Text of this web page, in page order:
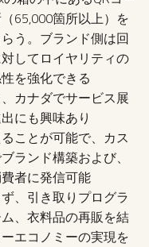
65,000箇所以上）を
う。ブランド側は回
してロイヤリティの
を強化できる
カナダでサービス展
にも興味あり
ことが可能で、カス
ランド構築および、
者に発信可能
、引き取りプログラ
、衣料品の再販を結
エコノミーの実現を